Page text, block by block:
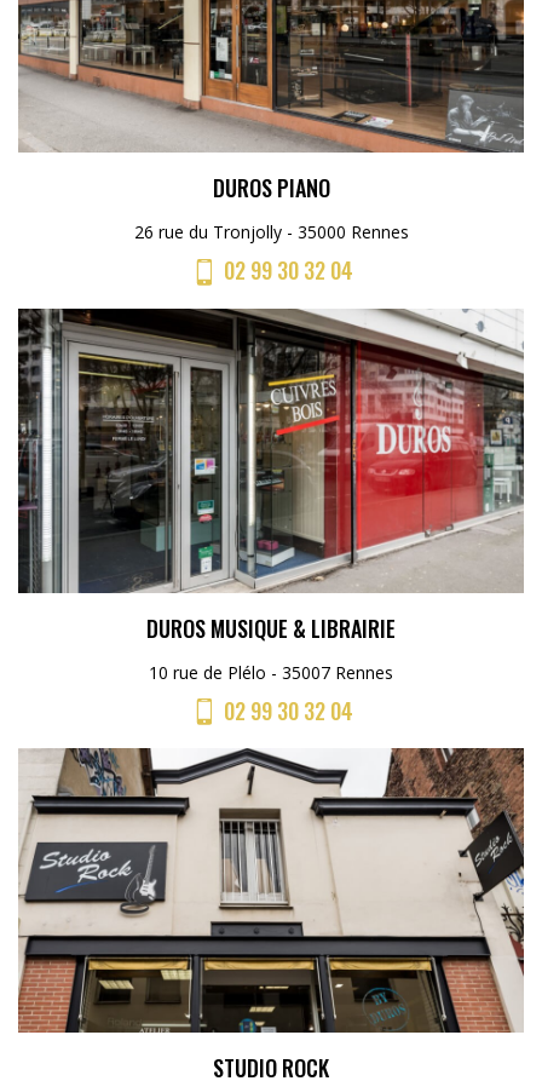
DUROS PIANO
26 rue du Tronjolly - 35000 Rennes
02 99 30 32 04
DUROS MUSIQUE & LIBRAIRIE
10 rue de Plélo - 35007 Rennes
02 99 30 32 04
STUDIO ROCK